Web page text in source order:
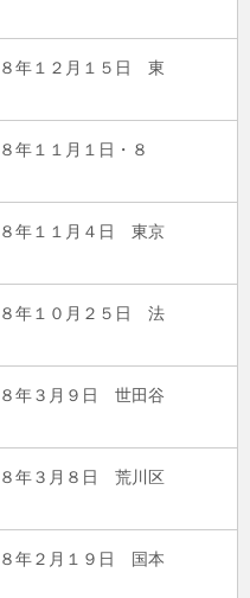
年１２月１５日 東
年１１月１日・８
年１１月４日 東京
年１０月２５日 法
年３月９日 世田谷
年３月８日 荒川区
年２月１９日 国本